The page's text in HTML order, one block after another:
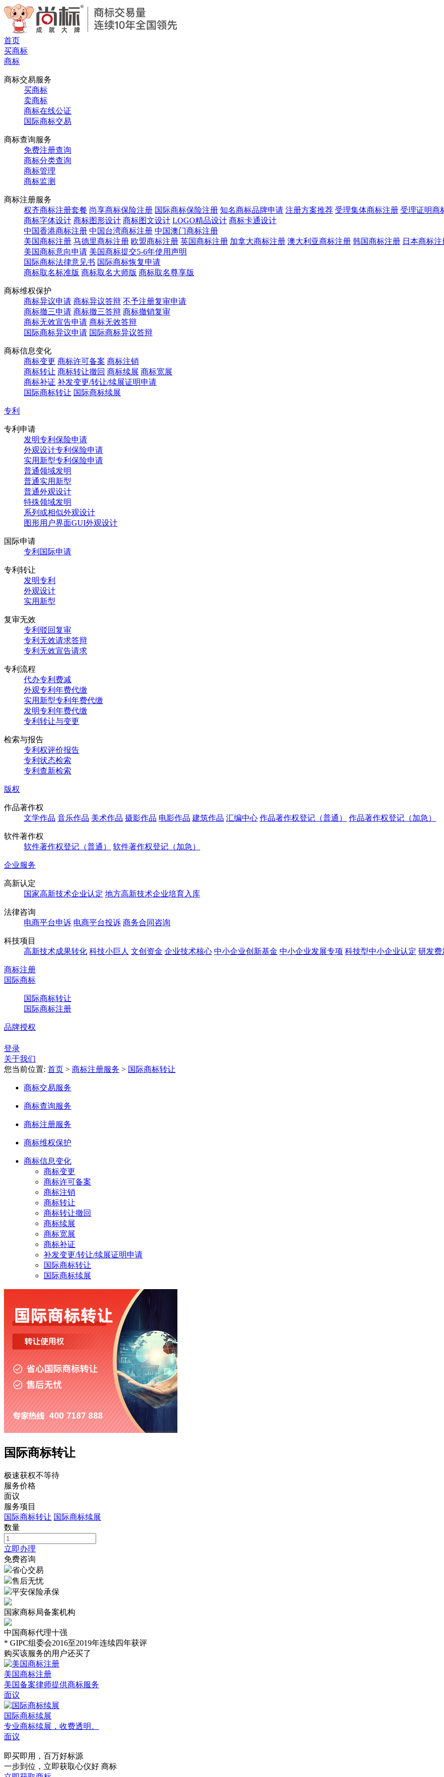
首页
买商标
商标
商标交易服务
买商标
卖商标
商标在线公证
国际商标交易
商标查询服务
免费注册查询
商标分类查询
商标管理
商标监测
商标注册服务
权齐商标注册套餐 尚享商标保险注册 国际商标保险注册 知名商标品牌申请 注册方案推荐 受理集体商标注册 受理证明商
商标字体设计 商标图形设计 商标图文设计 LOGO精品设计 商标卡通设计
中国香港商标注册 中国台湾商标注册 中国澳门商标注册
美国商标注册 马德里商标注册 欧盟商标注册 英国商标注册 加拿大商标注册 澳大利亚商标注册 韩国商标注册 日本商标注
美国商标意向申请 美国商标提交5-6年使用声明
国际商标法律意见书 国际商标恢复申请
商标取名标准版 商标取名大师版 商标取名尊享版
商标维权保护
商标异议申请 商标异议答辩 不予注册复审申请
商标撤三申请 商标撤三答辩 商标撤销复审
商标无效宣告申请 商标无效答辩
国际商标异议申请 国际商标异议答辩
商标信息变化
商标变更 商标许可备案 商标注销
商标转让 商标转让撤回 商标续展 商标宽展
商标补证 补发变更/转让/续展证明申请
国际商标转让 国际商标续展
专利
专利申请
发明专利保险申请
外观设计专利保险申请
实用新型专利保险申请
普通领域发明
普通实用新型
普通外观设计
特殊领域发明
系列或相似外观设计
图形用户界面GUI外观设计
国际申请
专利国际申请
专利转让
发明专利
外观设计
实用新型
复审无效
专利驳回复审
专利无效请求答辩
专利无效宣告请求
专利流程
代办专利费减
外观专利年费代缴
实用新型专利年费代缴
发明专利年费代缴
专利转让与变更
检索与报告
专利权评价报告
专利状态检索
专利查新检索
版权
作品著作权
文学作品 音乐作品 美术作品 摄影作品 电影作品 建筑作品 汇编中心 作品著作权登记（普通） 作品著作权登记（加急）
软件著作权
软件著作权登记（普通）
软件著作权登记（加急）
企业服务
高新认定
国家高新技术企业认定 地方高新技术企业培育入库
法律咨询
电商平台申诉 电商平台投诉 商务合同咨询
科技项目
高新技术成果转化 科技小巨人 文创资金 企业技术核心 中小企业创新基金 中小企业发展专项 科技型中小企业认定 研发费
商标注册
国际商标
国际商标转让
国际商标注册
品牌授权
登录
关于我们
您当前位置: 首页 > 商标注册服务 > 国际商标转让
商标交易服务
商标查询服务
商标注册服务
商标维权保护
商标信息变化
商标变更
商标许可备案
商标注销
商标转让
商标转让撤回
商标续展
商标宽展
商标补证
补发变更/转让/续展证明申请
国际商标转让
国际商标续展
国际商标转让
极速获权不等待
服务价格
面议
服务项目
国际商标转让 国际商标续展
数量
立即办理
免费咨询
省心交易
售后无忧
平安保险承保
国家商标局备案机构
中国商标代理十强
* GIPC组委会2016至2019年连续四年获评
购买该服务的用户还买了
美国商标注册
美国备案律师提供商标服务
面议
国际商标续展
专业商标续展，收费透明。
面议
即买即用，百万好标源
一步到位，立即获取心仪好 商标